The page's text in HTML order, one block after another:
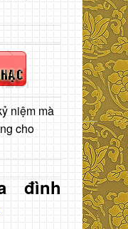
niệm mà
cho
đình